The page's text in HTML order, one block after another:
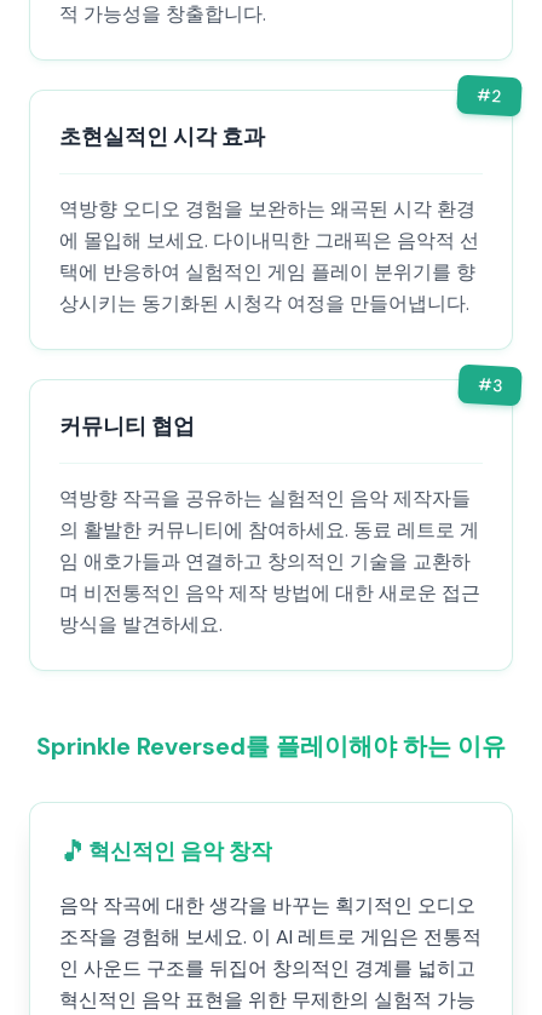
적 가능성을 창출합니다.
#2
초현실적인 시각 효과
역방향 오디오 경험을 보완하는 왜곡된 시각 환경
에 몰입해 보세요. 다이내믹한 그래픽은 음악적 선
택에 반응하여 실험적인 게임 플레이 분위기를 향
상시키는 동기화된 시청각 여정을 만들어냅니다.
#3
커뮤니티 협업
역방향 작곡을 공유하는 실험적인 음악 제작자들
의 활발한 커뮤니티에 참여하세요. 동료 레트로 게
임 애호가들과 연결하고 창의적인 기술을 교환하
며 비전통적인 음악 제작 방법에 대한 새로운 접근
방식을 발견하세요.
Sprinkle Reversed를 플레이해야 하는 이유
🎵 혁신적인 음악 창작
음악 작곡에 대한 생각을 바꾸는 획기적인 오디오
조작을 경험해 보세요. 이 AI 레트로 게임은 전통적
인 사운드 구조를 뒤집어 창의적인 경계를 넓히고
혁신적인 음악 표현을 위한 무제한의 실험적 가능